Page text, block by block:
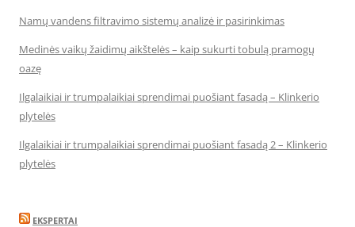
Namų vandens filtravimo sistemų analizė ir pasirinkimas
Medinės vaikų žaidimų aikštelės – kaip sukurti tobulą pramogų
oazę
Ilgalaikiai ir trumpalaikiai sprendimai puošiant fasadą – Klinkerio
plytelės
Ilgalaikiai ir trumpalaikiai sprendimai puošiant fasadą 2 – Klinkerio
plytelės
EKSPERTAI